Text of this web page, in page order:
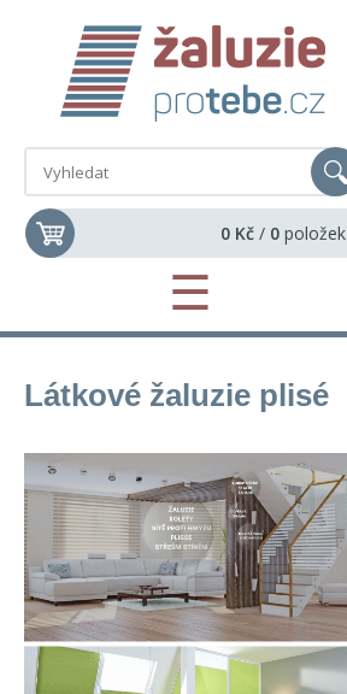
0 Kč / 0 položek
☰
Látkové žaluzie plisé